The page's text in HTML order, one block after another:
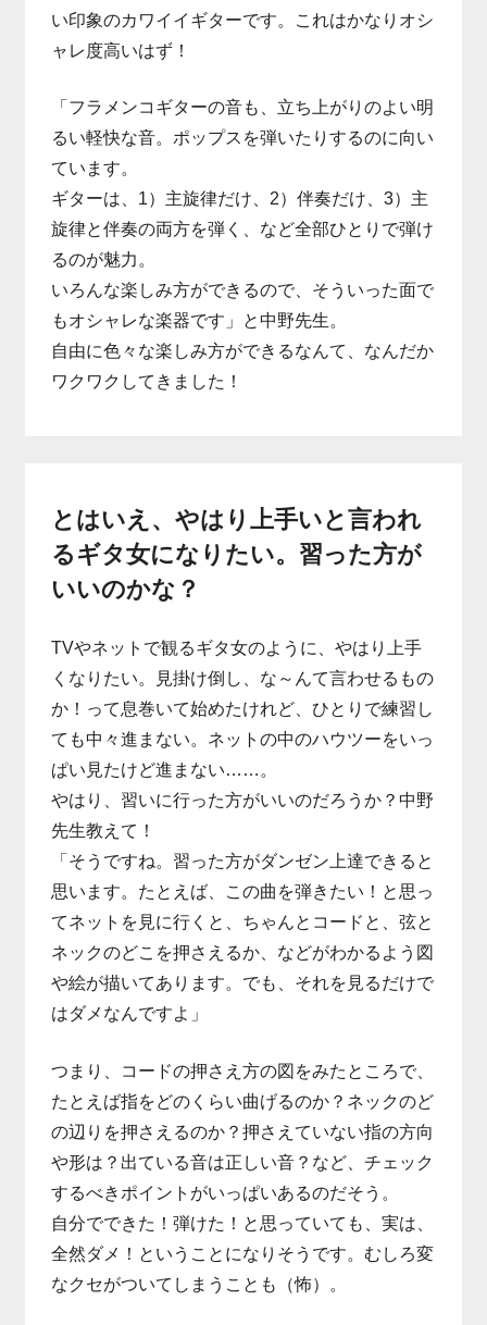
い印象のカワイイギターです。これはかなりオシ
ャレ度高いはず！
「フラメンコギターの音も、立ち上がりのよい明
るい軽快な音。ポップスを弾いたりするのに向い
ています。
ギターは、1）主旋律だけ、2）伴奏だけ、3）主
旋律と伴奏の両方を弾く、など全部ひとりで弾け
るのが魅力。
いろんな楽しみ方ができるので、そういった面で
もオシャレな楽器です」と中野先生。
自由に色々な楽しみ方ができるなんて、なんだか
ワクワクしてきました！
とはいえ、やはり上手いと言われ
るギタ女になりたい。習った方が
いいのかな？
TVやネットで観るギタ女のように、やはり上手
くなりたい。見掛け倒し、な～んて言わせるもの
か！って息巻いて始めたけれど、ひとりで練習し
ても中々進まない。ネットの中のハウツーをいっ
ぱい見たけど進まない……。
やはり、習いに行った方がいいのだろうか？中野
先生教えて！
「そうですね。習った方がダンゼン上達できると
思います。たとえば、この曲を弾きたい！と思っ
てネットを見に行くと、ちゃんとコードと、弦と
ネックのどこを押さえるか、などがわかるよう図
や絵が描いてあります。でも、それを見るだけで
はダメなんですよ」
つまり、コードの押さえ方の図をみたところで、
たとえば指をどのくらい曲げるのか？ネックのど
の辺りを押さえるのか？押さえていない指の方向
や形は？出ている音は正しい音？など、チェック
するべきポイントがいっぱいあるのだそう。
自分でできた！弾けた！と思っていても、実は、
全然ダメ！ということになりそうです。むしろ変
なクセがついてしまうことも（怖）。